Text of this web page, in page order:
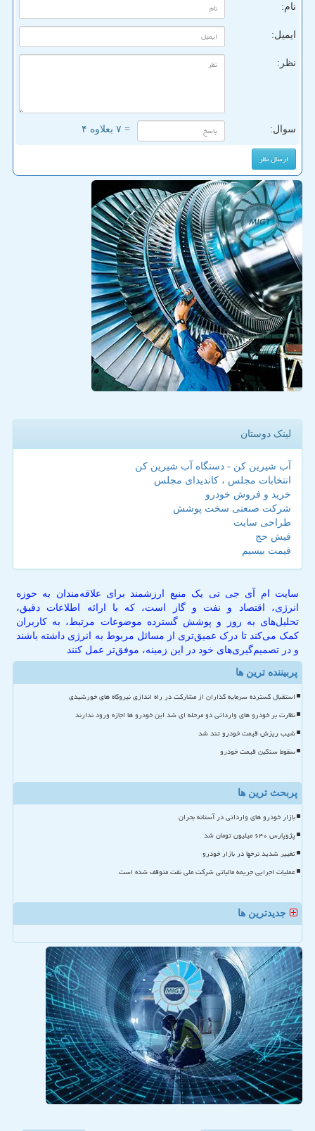
نام:
ایمیل:
نظر:
سوال: = ۷ بعلاوه ۴
لینک دوستان
آب شیرین کن - دستگاه آب شیرین کن
انتخابات مجلس ، کاندیدای مجلس
خرید و فروش خودرو
شرکت صنعتی سخت پوشش
طراحی سایت
فیش حج
قیمت بیسیم
سایت ام آی جی تی یک منبع ارزشمند برای علاقه‌مندان به حوزه
انرژی، اقتصاد و نفت و گاز است، که با ارائه اطلاعات دقیق،
تحلیل‌های به روز و پوشش گسترده موضوعات مرتبط، به کاربران
کمک می‌کند تا درک عمیق‌تری از مسائل مربوط به انرژی داشته باشند
و در تصمیم‌گیری‌های خود در این زمینه، موفق‌تر عمل کنند
پربیننده ترین ها
استقبال گسترده سرمایه گذاران از مشارکت در راه اندازی نیروگاه های خورشیدی
نظارت بر خودرو های وارداتی دو مرحله ای شد این خودرو ها اجازه ورود ندارند
شیب ریزش قیمت خودرو تند شد
سقوط سنگین قیمت خودرو
پربحث ترین ها
بازار خودرو های وارداتی در آستانه بحران
پژوپارس ۶۴۰ میلیون تومان شد
تغییر شدید نرخها در بازار خودرو
عملیات اجرایی جریمه مالیاتی شرکت ملی نفت متوقف شده است
جدیدترین ها